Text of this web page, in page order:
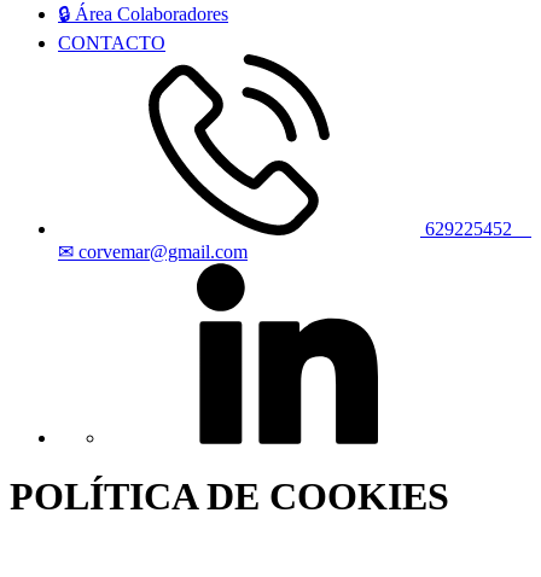
🔒 Área Colaboradores
CONTACTO
629225452
✉ corvemar@gmail.com
POLÍTICA DE COOKIES